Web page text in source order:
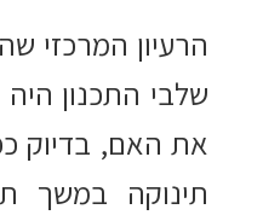
הרעיון המרכזי
שלבי התכנון
את האם, בדיוק
תינוקה במשך